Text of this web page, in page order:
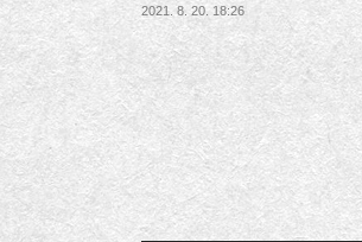
2021. 8. 20. 18:26